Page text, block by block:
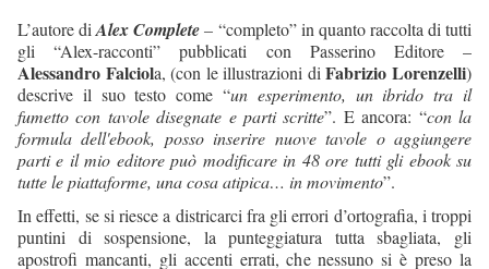
L’autore diAlex Complete– “completo” in quanto raccolta di tutti
gli “Alex-racconti” pubblicati con Passerino Editore –
Alessandro Falciola, (con le illustrazioni diFabrizio Lorenzelli)
descrive il suo testo come “un esperimento, un ibrido tra il
fumetto con tavole disegnate e parti scritte”. E ancora: “con la
formula dell'ebook, posso inserire nuove tavole o aggiungere
parti e il mio editore può modificare in 48 ore tutti gli ebook su
tutte le piattaforme, una cosa atipica… in movimento”.
In effetti, se si riesce a districarci fra gli errori d’ortografia, i troppi
puntini di sospensione, la punteggiatura tutta sbagliata, gli
apostrofi mancanti, gli accenti errati, che nessuno si è preso la